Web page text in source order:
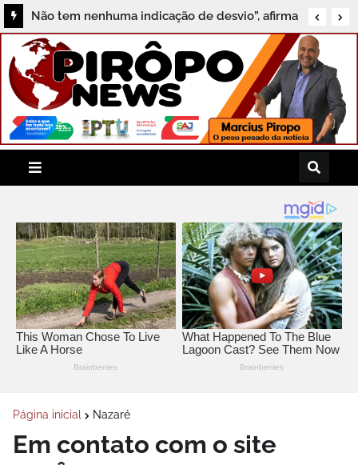
Não tem nenhuma indicação de desvio”, afirma
Professor Tone sobre investigação do MPF em
Aratuípe
Página inicial Nazaré
Em contato com o site